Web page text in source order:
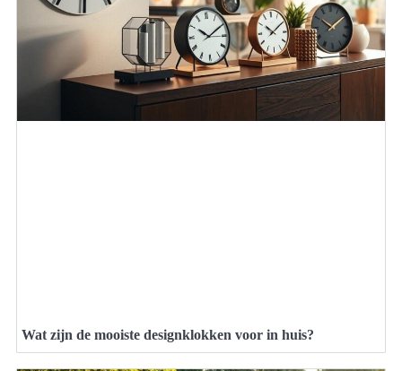
Wat zijn de mooiste designklokken voor in huis?